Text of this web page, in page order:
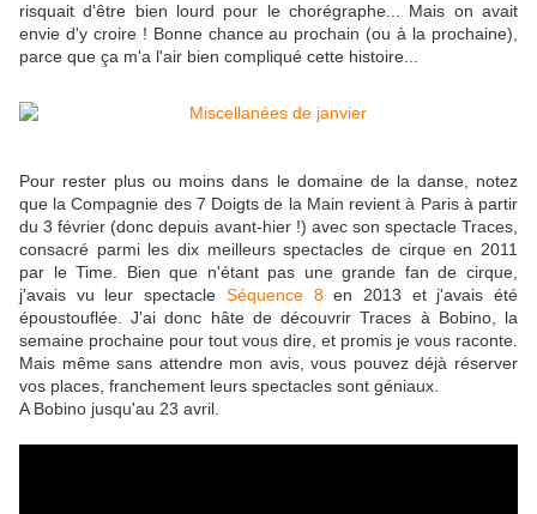
risquait d'être bien lourd pour le chorégraphe... Mais on avait
envie d'y croire ! Bonne chance au prochain (ou à la prochaine),
parce que ça m'a l'air bien compliqué cette histoire...
Pour rester plus ou moins dans le domaine de la danse, notez
que la Compagnie des 7 Doigts de la Main revient à Paris à partir
du 3 février (donc depuis avant-hier !) avec son spectacle Traces,
consacré parmi les dix meilleurs spectacles de cirque en 2011
par le Time. Bien que n'étant pas une grande fan de cirque,
j'avais vu leur spectacle Séquence 8en 2013 et j'avais été
époustouflée. J'ai donc hâte de découvrir Traces à Bobino, la
semaine prochaine pour tout vous dire, et promis je vous raconte.
Mais même sans attendre mon avis, vous pouvez déjà réserver
vos places, franchement leurs spectacles sont géniaux.
A Bobino jusqu'au 23 avril.